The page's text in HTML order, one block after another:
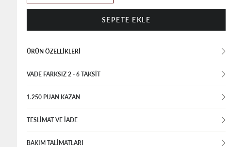
ÜRÜN ÖZELLIKLERI
VADE FARKSIZ 2 - 6 TAKSIT
1.250 PUAN KAZAN
TESLİMAT VE İADE
BAKIM TALİMATLARI